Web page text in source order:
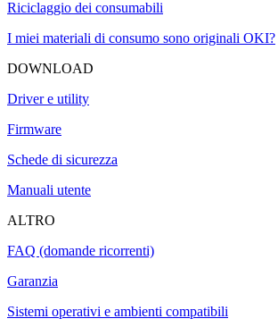
Riciclaggio dei consumabili
I miei materiali di consumo sono originali OKI?
DOWNLOAD
Driver e utility
Firmware
Schede di sicurezza
Manuali utente
ALTRO
FAQ (domande ricorrenti)
Garanzia
Sistemi operativi e ambienti compatibili